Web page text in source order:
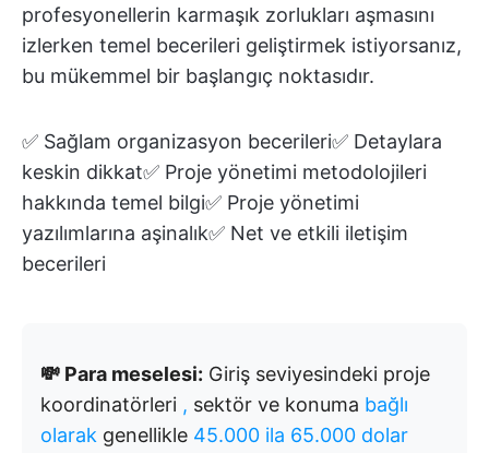
profesyonellerin karmaşık zorlukları aşmasını
izlerken temel becerileri geliştirmek istiyorsanız,
bu mükemmel bir başlangıç noktasıdır.
✅ Sağlam organizasyon becerileri✅ Detaylara
keskin dikkat✅ Proje yönetimi metodolojileri
hakkında temel bilgi✅ Proje yönetimi
yazılımlarına aşinalık✅ Net ve etkili iletişim
becerileri
💸 Para meselesi: Giriş seviyesindeki proje
koordinatörleri , sektör ve konuma bağlı
olarak genellikle 45.000 ila 65.000 dolar